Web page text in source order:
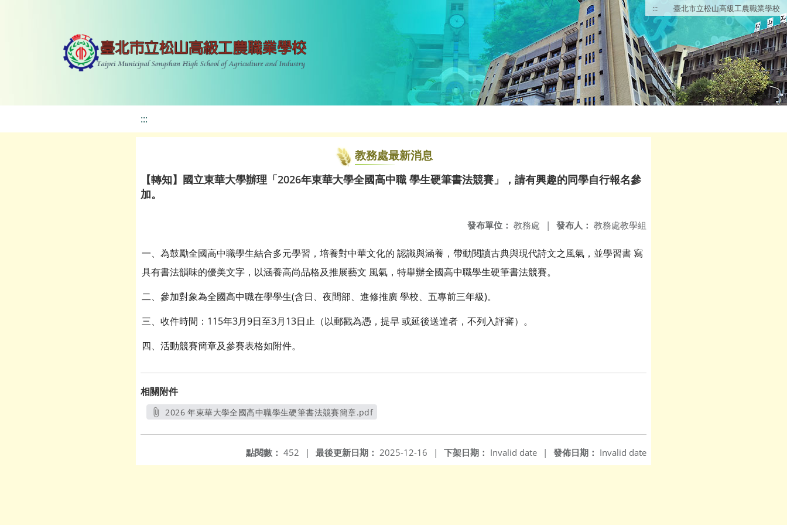
::: 臺北市立松山高級工農職業學校
:::
教務處最新消息
【轉知】國立東華大學辦理「2026年東華大學全國高中職 學生硬筆書法競賽」，請有興趣的同學自行報名參
加。
發布人： 教務處教學組
發布單位： 教務處 |
一、為鼓勵全國高中職學生結合多元學習，培養對中華文化的 認識與涵養，帶動閱讀古典與現代詩文之風氣，並學習書 寫
具有書法韻味的優美文字，以涵養高尚品格及推展藝文 風氣，特舉辦全國高中職學生硬筆書法競賽。
二、參加對象為全國高中職在學學生(含日、夜間部、進修推廣 學校、五專前三年級)。
三、收件時間：115年3月9日至3月13日止（以郵戳為憑，提早 或延後送達者，不列入評審）。
四、活動競賽簡章及參賽表格如附件。
相關附件
2026 年東華大學全國高中職學生硬筆書法競賽簡章.pdf
發佈日期： Invalid date
下架日期： Invalid date |
最後更新日期： 2025-12-16 |
點閱數： 452 |